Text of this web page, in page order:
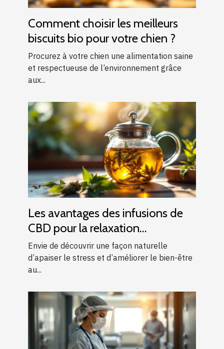
Comment choisir les meilleurs
biscuits bio pour votre chien ?
Procurez à votre chien une alimentation saine
et respectueuse de l’environnement grâce
aux...
Les avantages des infusions de
CBD pour la relaxation
quotidienne
Envie de découvrir une façon naturelle
d’apaiser le stress et d’améliorer le bien-être
au...